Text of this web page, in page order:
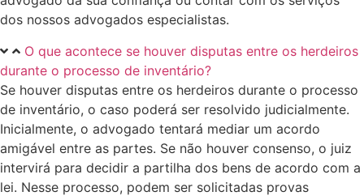
dos nossos advogados especialistas.
O que acontece se houver disputas entre os herdeiros
durante o processo de inventário?
Se houver disputas entre os herdeiros durante o processo
de inventário, o caso poderá ser resolvido judicialmente.
Inicialmente, o advogado tentará mediar um acordo
amigável entre as partes. Se não houver consenso, o juiz
intervirá para decidir a partilha dos bens de acordo com a
lei. Nesse processo, podem ser solicitadas provas